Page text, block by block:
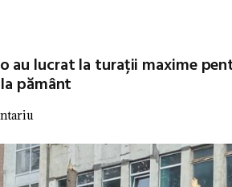
au lucrat la turații maxime
pământ